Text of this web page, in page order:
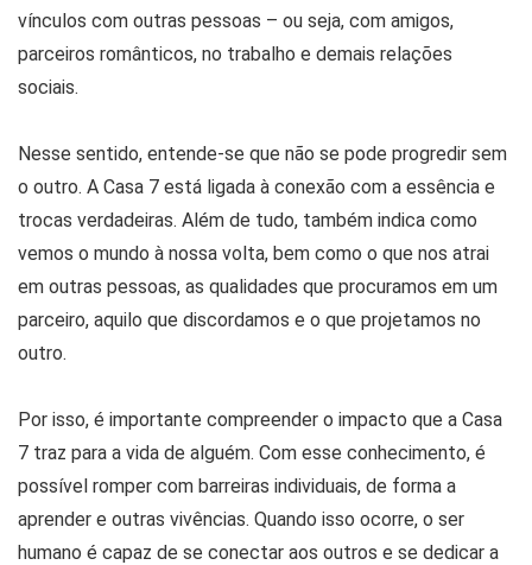
vínculos com outras pessoas – ou seja, com amigos,
parceiros românticos, no trabalho e demais relações
sociais.
Nesse sentido, entende-se que não se pode progredir sem
o outro. A Casa 7 está ligada à conexão com a essência e
trocas verdadeiras. Além de tudo, também indica como
vemos o mundo à nossa volta, bem como o que nos atrai
em outras pessoas, as qualidades que procuramos em um
parceiro, aquilo que discordamos e o que projetamos no
outro.
Por isso, é importante compreender o impacto que a Casa
7 traz para a vida de alguém. Com esse conhecimento, é
possível romper com barreiras individuais, de forma a
aprender e outras vivências. Quando isso ocorre, o ser
humano é capaz de se conectar aos outros e se dedicar a